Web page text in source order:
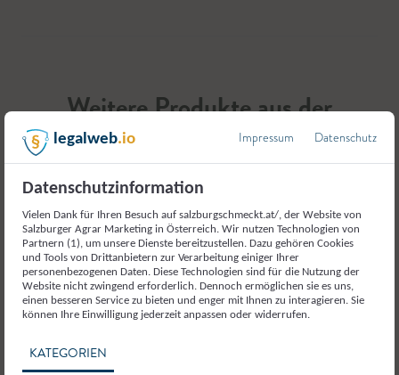
Weitere Produkte aus der
Kategorie
Milch und Milcherzeugnisse
legalweb.io Impressum Datenschutz
Datenschutzinformation
Vielen Dank für Ihren Besuch auf salzburgschmeckt.at/, der Website von
Salzburger Agrar Marketing in Österreich. Wir nutzen Technologien von
Partnern (1), um unsere Dienste bereitzustellen. Dazu gehören Cookies
und Tools von Drittanbietern zur Verarbeitung einiger Ihrer
personenbezogenen Daten. Diese Technologien sind für die Nutzung der
Website nicht zwingend erforderlich. Dennoch ermöglichen sie es uns,
einen besseren Service zu bieten und enger mit Ihnen zu interagieren. Sie
können Ihre Einwilligung jederzeit anpassen oder widerrufen.
KATEGORIEN